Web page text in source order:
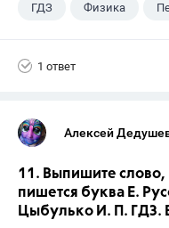
ГДЗ Физика
1 ответ
Алексей
11. Выпишите слово,
пишется буква Е.
Цыбулько И. П. ГДЗ.